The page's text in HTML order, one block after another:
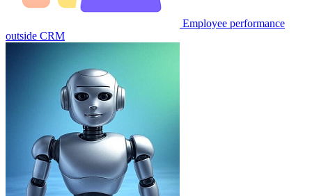
Employee performance
outside CRM